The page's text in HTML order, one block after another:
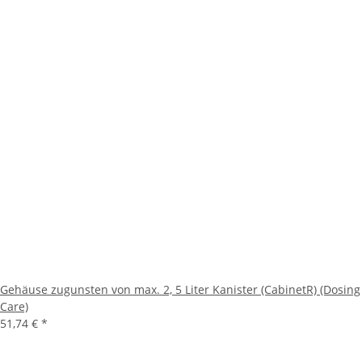
Gehäuse zugunsten von max. 2, 5 Liter Kanister (CabinetR) (Dosing
Care)
51,74 € *